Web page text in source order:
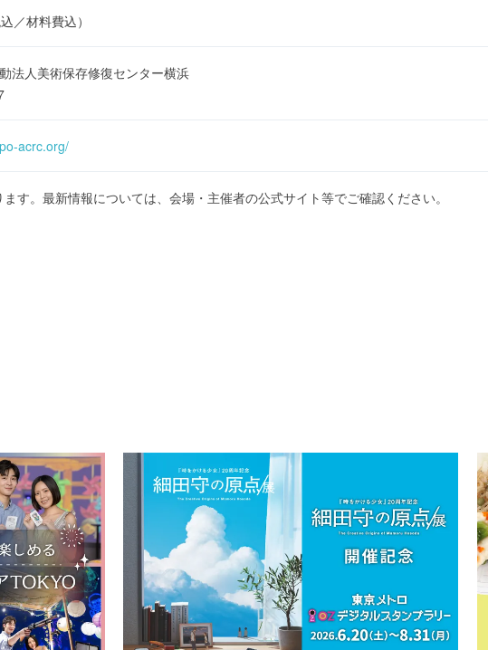
／材料費込）
法人美術保存修復センター横浜
acrc.org/
す。最新情報については、会場・主催者の公式サイト等でご確認ください。